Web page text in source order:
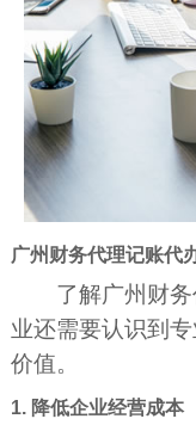
广州财务代理记账代
了解广州财
业还需要认识到
价值。
1. 降低企业经营成本